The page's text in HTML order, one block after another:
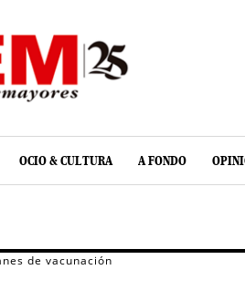
OCIO & CULTURA A FONDO
de vacunación